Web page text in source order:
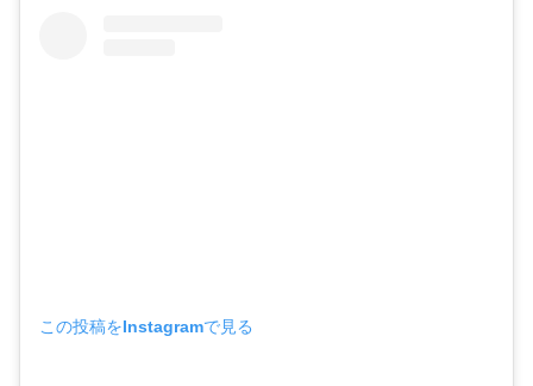
この投稿をInstagramで見る